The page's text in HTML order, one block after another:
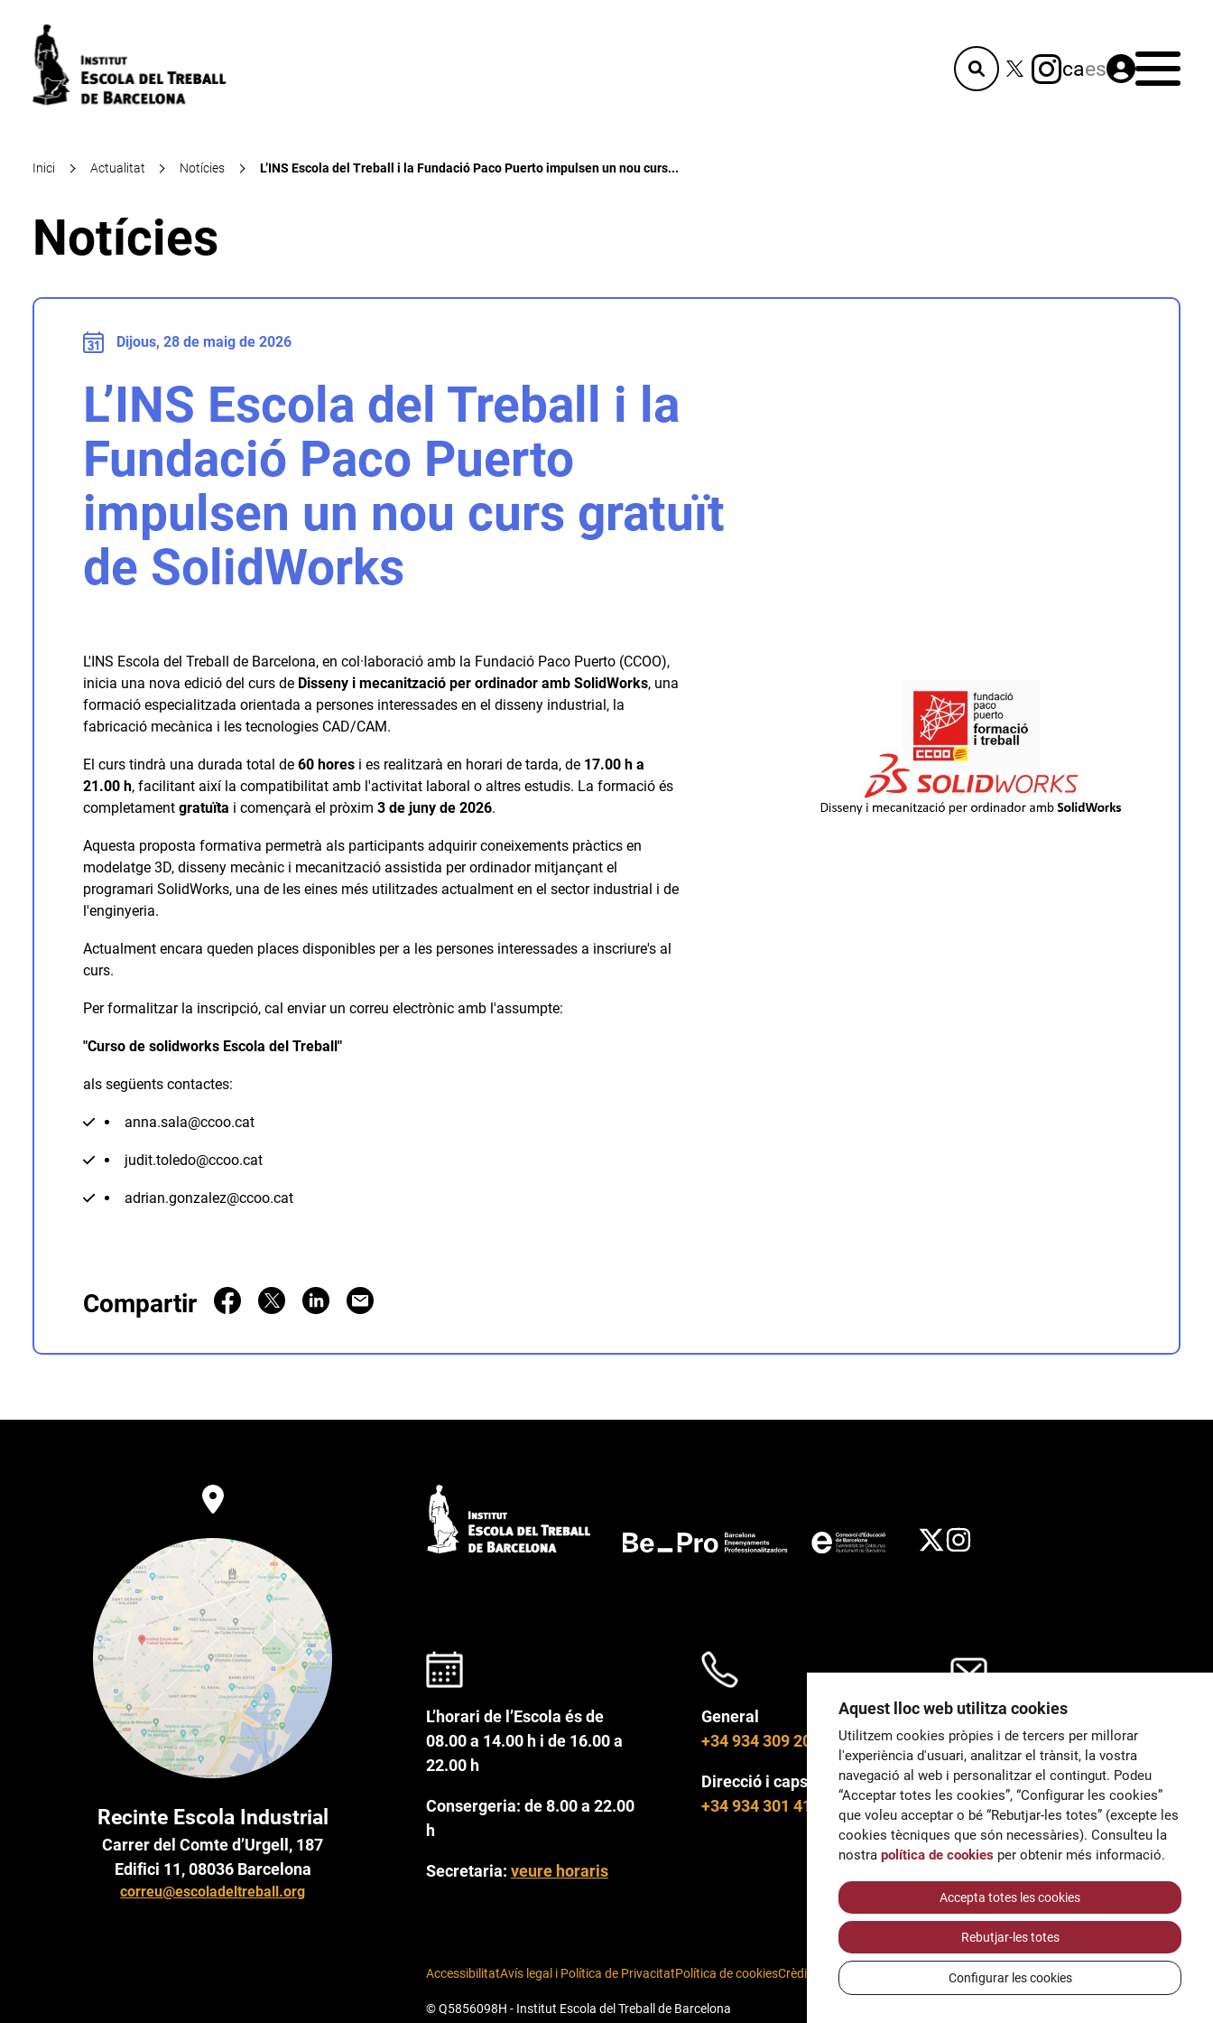
caes Menú
Inici Actualitat Notícies L’INS Escola del Treball i la Fundació Paco Puerto impulsen un nou curs...
Notícies
Dijous, 28 de maig de 2026
L’INS Escola del Treball i la
Fundació Paco Puerto
impulsen un nou curs gratuït
de SolidWorks
L'INS Escola del Treball de Barcelona, en col·laboració amb la Fundació Paco Puerto (CCOO),
inicia una nova edició del curs de Disseny i mecanització per ordinador amb SolidWorks, una
formació especialitzada orientada a persones interessades en el disseny industrial, la
fabricació mecànica i les tecnologies CAD/CAM.
El curs tindrà una durada total de 60 hores i es realitzarà en horari de tarda, de 17.00 h a
21.00 h, facilitant així la compatibilitat amb l'activitat laboral o altres estudis. La formació és
completament gratuïta i començarà el pròxim 3 de juny de 2026.
Aquesta proposta formativa permetrà als participants adquirir coneixements pràctics en
modelatge 3D, disseny mecànic i mecanització assistida per ordinador mitjançant el
programari SolidWorks, una de les eines més utilitzades actualment en el sector industrial i de
l'enginyeria.
Actualment encara queden places disponibles per a les persones interessades a inscriure's al
curs.
Per formalitzar la inscripció, cal enviar un correu electrònic amb l'assumpte:
"Curso de solidworks Escola del Treball"
als següents contactes:
anna.sala@ccoo.cat
judit.toledo@ccoo.cat
adrian.gonzalez@ccoo.cat
Compartir
Recinte Escola Industrial
Carrer del Comte d’Urgell, 187
Edifici 11, 08036 Barcelona
correu@escoladeltreball.org
L’horari de l’Escola és de
08.00 a 14.00 h i de 16.00 a
22.00 h
Consergeria: de 8.00 a 22.00
h
Secretaria: veure horaris
General
+34 934 309 200
Direcció i caps d’estudis
+34 934 301 415
General
correu@escoladeltreball.org
Informació
informacio@escoladeltreball.o
rg
AccessibilitatAvís legal i Política de PrivacitatPolítica de cookiesCrèdits
© Q5856098H - Institut Escola del Treball de Barcelona
Aquest lloc web utilitza cookies
Utilitzem cookies pròpies i de tercers per millorar
l'experiència d'usuari, analitzar el trànsit, la vostra
navegació al web i personalitzar el contingut. Podeu
“Acceptar totes les cookies”, “Configurar les cookies”
que voleu acceptar o bé “Rebutjar-les totes” (excepte les
cookies tècniques que són necessàries). Consulteu la
nostra política de cookies per obtenir més informació.
Accepta totes les cookies
Rebutjar-les totes
Configurar les cookies